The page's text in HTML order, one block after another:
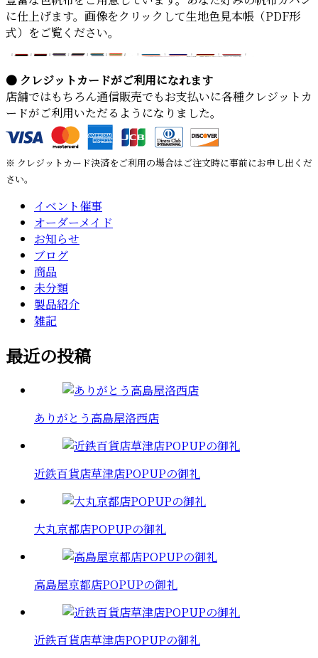
に仕上げます。画像をクリックして生地色見本帳（PDF形
式）をご覧ください。
● クレジットカードがご利用になれます
店舗ではもちろん通信販売でもお支払いに各種クレジットカ
ードがご利用いただるようになりました。
※ クレジットカード決済をご利用の場合はご注文時に事前にお申し出くだ
さい。
イベント催事
オーダーメイド
お知らせ
ブログ
商品
未分類
製品紹介
雑記
最近の投稿
ありがとう高島屋洛西店
近鉄百貨店草津店POPUPの御礼
大丸京都店POPUPの御礼
高島屋京都店POPUPの御礼
近鉄百貨店草津店POPUPの御礼